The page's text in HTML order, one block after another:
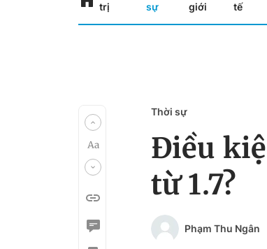
trị
sự
giới
tế
Thời sự
Điều
từ 1.7?
Phạm Thu Ngân